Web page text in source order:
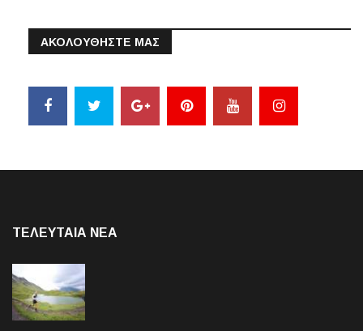
ΑΚΟΛΟΥΘΗΣΤΕ ΜΑΣ
ΤΕΛΕΥΤΑΙΑ NEA